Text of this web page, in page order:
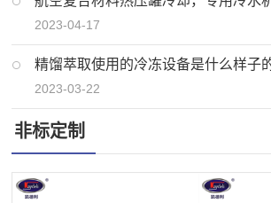
2023-04-17
精馏萃取使用的冷冻设备是什么样子
2023-03-22
非标定制